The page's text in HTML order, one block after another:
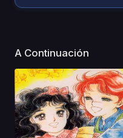
A Continuación